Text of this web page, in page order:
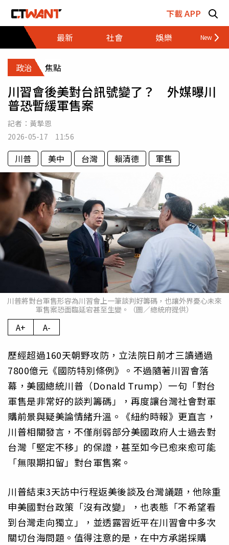
下載 APP
最新
社會 娛樂 財經
政治 焦點
川習會後美對台訊號變了？ 外媒曝川
普恐暫緩軍售案
記者： 黃摯恩
2026-05-17 11:56
川普 美中 台灣 賴清德 軍售
川普將對台軍售形容為川習會上一筆談判好籌碼，也讓外界憂心未來
軍售案恐面臨延宕甚至生變。（圖／總統府提供）
A+ A-
歷經超過160天朝野攻防，立法院日前才三讀通過
7800億元《國防特別條例》。不過隨著川習會落
幕，美國總統川普（Donald Trump）一句「對台
軍售是非常好的談判籌碼」，再度讓台灣社會對軍
購前景與疑美論情緒升溫。《紐約時報》更直言，
川普相關發言，不僅削弱部分美國政府人士過去對
台灣「堅定不移」的保證，甚至如今已愈來愈可能
「無限期扣留」對台軍售案。
川普結束3天訪中行程返美後談及台灣議題，他除重
申美國對台政策「沒有改變」，也表態「不希望看
到台灣走向獨立」，並透露習近平在川習會中多次
關切台海問題。值得注意的是，在中方承諾採購